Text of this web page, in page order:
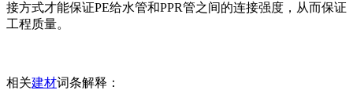
接方式才能保证PE给水管和PPR管之间的连接强度，从而保证
工程质量。
相关建材词条解释：